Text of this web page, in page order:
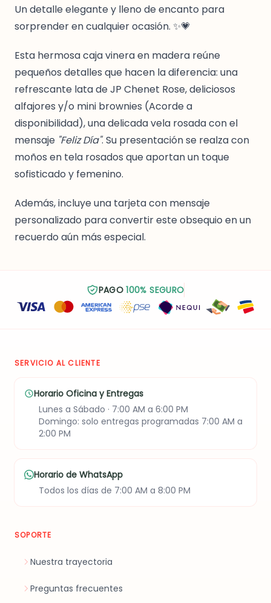
Un detalle elegante y lleno de encanto para
sorprender en cualquier ocasión. ✨💗
Esta hermosa caja vinera en madera reúne
pequeños detalles que hacen la diferencia: una
refrescante lata de JP Chenet Rose, deliciosos
alfajores y/o mini brownies (Acorde a
disponibilidad), una delicada vela rosada con el
mensaje "Feliz Día". Su presentación se realza con
moños en tela rosados que aportan un toque
sofisticado y femenino.
Además, incluye una tarjeta con mensaje
personalizado para convertir este obsequio en un
recuerdo aún más especial.
PAGO100% SEGURO
SERVICIO AL CLIENTE
Horario Oficina y Entregas
Lunes a Sábado · 7:00 AM a 6:00 PM
Domingo: solo entregas programadas 7:00 AM a
2:00 PM
Horario de WhatsApp
Todos los días de 7:00 AM a 8:00 PM
SOPORTE
Nuestra trayectoria
Preguntas frecuentes